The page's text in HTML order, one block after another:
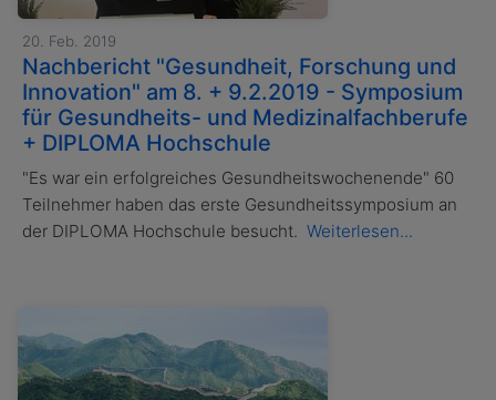
20. Feb. 2019
Nachbericht "Gesundheit, Forschung und
Innovation" am 8. + 9.2.2019 - Symposium
für Gesundheits- und Medizinalfachberufe
+ DIPLOMA Hochschule
"Es war ein erfolgreiches Gesundheitswochenende" 60
Teilnehmer haben das erste Gesundheitssymposium an
der DIPLOMA Hochschule besucht. Weiterlesen...